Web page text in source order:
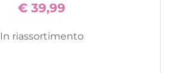
€ 39,99
In riassortimento